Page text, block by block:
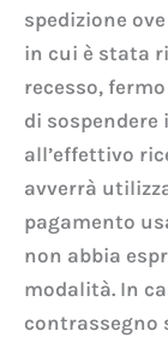
spedizione
in cui è stata
recesso,
di
all’effettivo
avverrà
pagamento
non abbia
modalità. In
contrassegno